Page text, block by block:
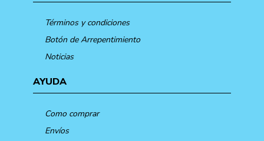
Términos y condiciones
Botón de Arrepentimiento
Noticias
AYUDA
Como comprar
Envíos